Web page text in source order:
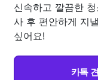
신속하고 깔끔한
사 후 편안하게 지
싶어요!
카톡